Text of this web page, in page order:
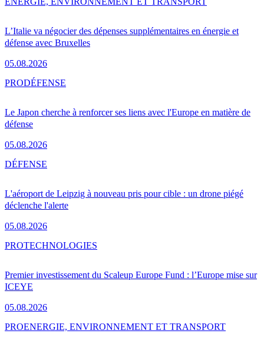
L’Italie va négocier des dépenses supplémentaires en énergie et
défense avec Bruxelles
05.08.2026
Le Japon cherche à renforcer ses liens avec l'Europe en matière de
défense
05.08.2026
PRODÉFENSE
L'aéroport de Leipzig à nouveau pris pour cible : un drone piégé
déclenche l'alerte
05.08.2026
DÉFENSE
Premier investissement du Scaleup Europe Fund : l’Europe mise sur
ICEYE
05.08.2026
PROTECHNOLOGIES
PROENERGIE, ENVIRONNEMENT ET TRANSPORT